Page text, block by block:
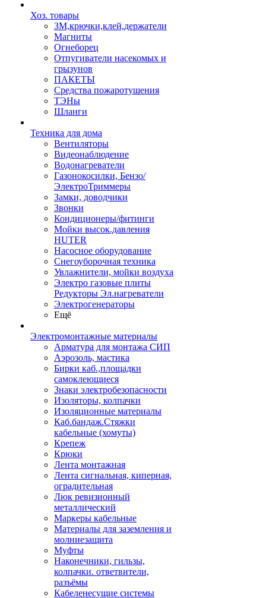
Хоз. товары
ЗМ,крючки,клей,держатели
Магниты
Огнеборец
Отпугиватели насекомых и
грызунов
ПАКЕТЫ
Средства пожаротушения
ТЭНы
Шланги
Техника для дома
Вентиляторы
Видеонаблюдение
Водонагреватели
Газонокосилки, Бензо/
ЭлектроТриммеры
Замки, доводчики
Звонки
Кондиционеры/фитинги
Мойки высок.давления
HUTER
Насосное оборудование
Снегоуборочная техника
Увлажнители, мойки воздуха
Электро газовые плиты
Редукторы Эл.нагреватели
Электрогенераторы
Ещё
Электромонтажные материалы
Арматура для монтажа СИП
Аэрозоль, мастика
Бирки каб.,площадки
самоклеющиеся
Знаки электробезопасности
Изоляторы, колпачки
Изоляционные материалы
Каб.бандаж.Стяжки
кабельные (хомуты)
Крепеж
Крюки
Лента монтажная
Лента сигнальная, киперная,
оградительная
Люк ревизионный
металлический
Маркеры кабельные
Материалы для заземления и
молниезащита
Муфты
Наконечники, гильзы,
колпачки. ответвители,
разъёмы
Кабеленесущие системы